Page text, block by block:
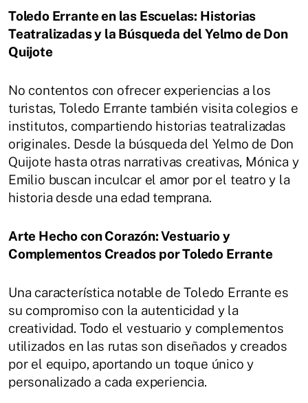
Toledo Errante en las Escuelas: Historias
Teatralizadas y la Búsqueda del Yelmo de Don
Quijote
No contentos con ofrecer experiencias a los
turistas, Toledo Errante también visita colegios e
institutos, compartiendo historias teatralizadas
originales. Desde la búsqueda del Yelmo de Don
Quijote hasta otras narrativas creativas, Mónica y
Emilio buscan inculcar el amor por el teatro y la
historia desde una edad temprana.
Arte Hecho con Corazón: Vestuario y
Complementos Creados por Toledo Errante
Una característica notable de Toledo Errante es
su compromiso con la autenticidad y la
creatividad. Todo el vestuario y complementos
utilizados en las rutas son diseñados y creados
por el equipo, aportando un toque único y
personalizado a cada experiencia.